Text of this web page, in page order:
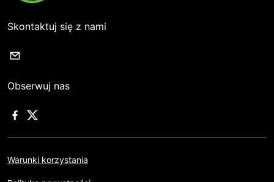
Skontaktuj się z nami
Obserwuj nas
Warunki korzystania